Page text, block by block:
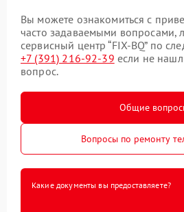
Вы можете ознакомиться с
часто задаваемыми вопросами,
сервисный центр “FIX-BQ” по
+7 (391) 216-92-39 если не
вопрос.
Общие
Вопросы по ремонту
Какие документы вы предоставляете?